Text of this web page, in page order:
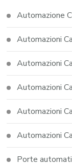
Automazione
Automazioni
Automazioni
Automazioni
Automazioni
Automazioni
Porte